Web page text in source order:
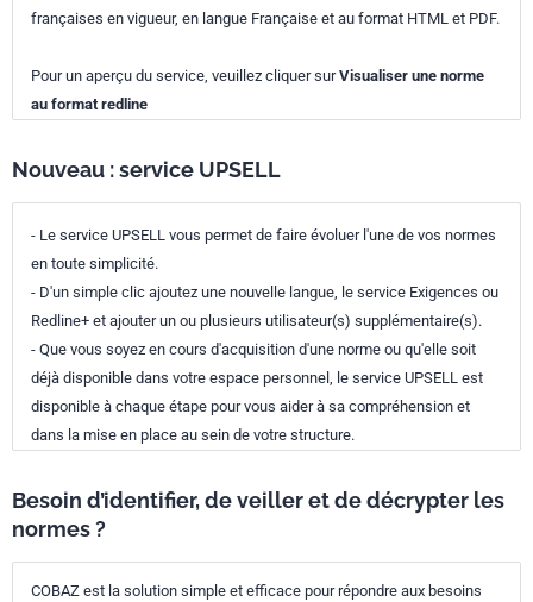
françaises en vigueur, en langue Française et au format HTML et PDF.
Pour un aperçu du service, veuillez cliquer surVisualiser une norme
au format redline
Nouveau : service UPSELL
- Le service UPSELL vous permet de faire évoluer l'une de vos normes
en toute simplicité.
- D'un simple clic ajoutez une nouvelle langue, le service Exigences ou
Redline+ et ajouter un ou plusieurs utilisateur(s) supplémentaire(s).
- Que vous soyez en cours d'acquisition d'une norme ou qu'elle soit
déjà disponible dans votre espace personnel, le service UPSELL est
disponible à chaque étape pour vous aider à sa compréhension et
dans la mise en place au sein de votre structure.
Besoin d’identifier, de veiller et de décrypter les
normes ?
COBAZ est la solution simple et efficace pour répondre aux besoins